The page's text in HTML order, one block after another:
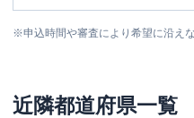
※申込時間や審査により希望に沿え
近隣都道府県一覧